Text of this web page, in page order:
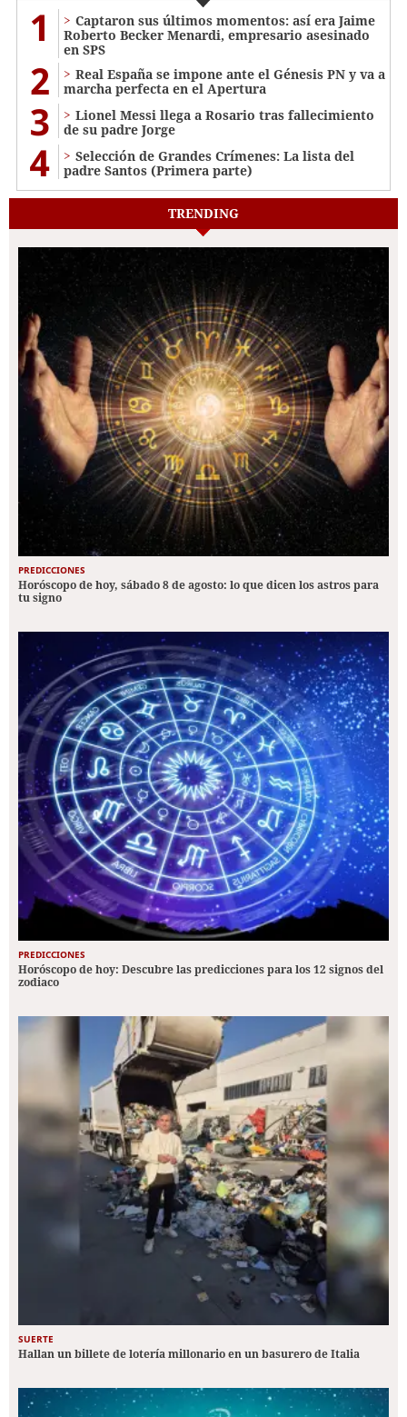
1
Captaron sus últimos momentos: así era Jaime
Roberto Becker Menardi​​​, empresario asesinado
en SPS
2
Real España se impone ante el Génesis PN y va a
marcha perfecta en el Apertura
3
Lionel Messi llega a Rosario tras fallecimiento
de su padre Jorge
4
Selección de Grandes Crímenes: La lista del
padre Santos (Primera parte)
TRENDING
PREDICCIONES
Horóscopo de hoy, sábado 8 de agosto: lo que dicen los astros para
tu signo
PREDICCIONES
Horóscopo de hoy: Descubre las predicciones para los 12 signos del
zodiaco
SUERTE
Hallan un billete de lotería millonario en un basurero de Italia